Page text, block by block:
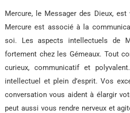
Mercure, le Messager des Dieux,
Mercure est associé à la
soi. Les aspects intellectuels de
fortement chez les Gémeaux. Tout
curieux, communicatif et
intellectuel et plein d’esprit. Vos
conversation vous aident à élargir
peut aussi vous rendre nerveux et